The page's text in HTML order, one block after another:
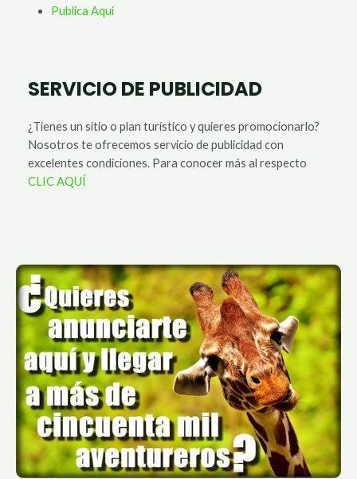
Publica Aquí
SERVICIO DE PUBLICIDAD
¿Tienes un sitio o plan turístico y quieres promocionarlo?
Nosotros te ofrecemos servicio de publicidad con
excelentes condiciones. Para conocer más al respecto
CLIC AQUÍ